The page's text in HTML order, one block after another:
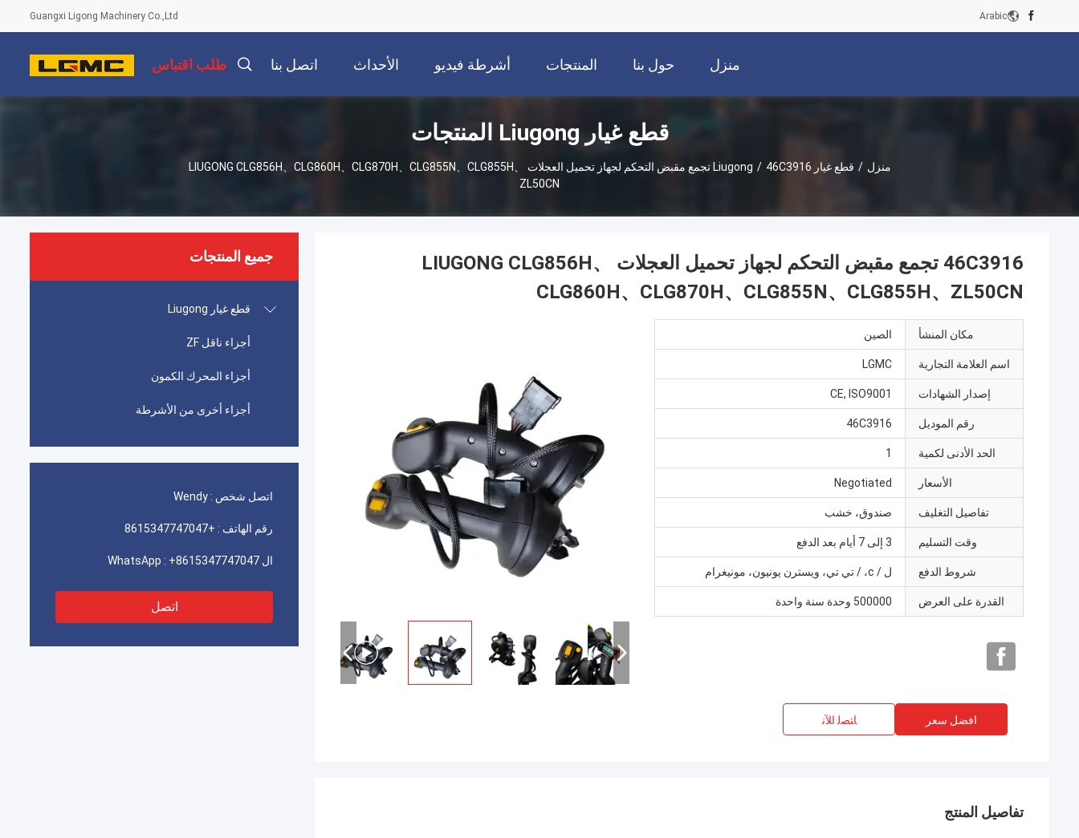
Guangxi Ligong Machinery Co.,Ltd Arabic
منزل حول بنا المنتجات أشرطة فيديو الأحداث اتصل بنا طلب اقتباس
قطع غيار Liugong المنتجات
منزل / قطع غيار Liugong /
46C3916 تجمع مقبض التحكم لجهاز تحميل العجلات LIUGONG CLG856H、CLG860H、CLG870H、CLG855N、CLG855H、
ZL50CN
جميع المنتجات
قطع غيار Liugong
أجزاء ناقل ZF
أجزاء المحرك الكمون
أجزاء أخرى من الأشرطة
اتصل شخص : Wendy
رقم الهاتف : +8615347747047
ال WhatsApp : +8615347747047
اتصل
46C3916 تجمع مقبض التحكم لجهاز تحميل العجلات LIUGONG CLG856H、
CLG860H、CLG870H、CLG855N、CLG855H、ZL50CN
مكان المنشأ الصين
اسم العلامة التجارية LGMC
إصدار الشهادات CE, ISO9001
رقم الموديل 46C3916
الحد الأدنى لكمية 1
الأسعار Negotiated
تفاصيل التغليف صندوق، خشب
وقت التسليم 3 إلى 7 أيام بعد الدفع
شروط الدفع ل / c، / تي تي، ويسترن يونيون، مونيغرام
القدرة على العرض 500000 وحدة سنة واحدة
افضل سعر ﺎﺘﺼﻟ ﺍﻶﻧ
تفاصيل المنتج